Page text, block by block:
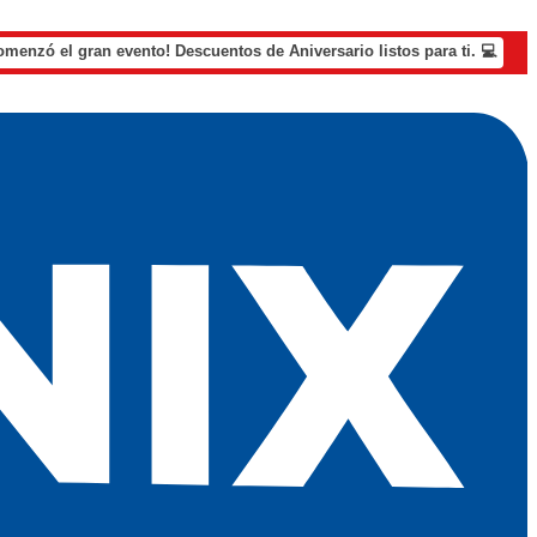
el gran evento! Descuentos de Aniversario listos para ti. 💻